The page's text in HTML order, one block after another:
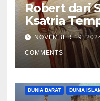
Robert dari
Ksatria
Komandan
Kembali
NOVEMBER 19,
COMMENTS
DUNIA BARAT DUNIA